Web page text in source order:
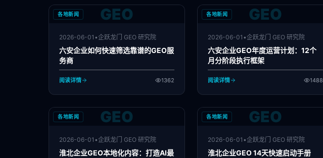
各地新闻 GEO
2026-06-01 •企跃龙门 GEO 研究院
六安企业如何快速筛选靠谱的GEO服
务商
阅读详情 1362
各地新闻 GEO
2026-06-01 •企跃龙门 GEO 研究院
六安企业GEO年度运营计划：12个
月分阶段执行框架
阅读详情 1488
各地新闻 GEO
2026-06-01 •企跃龙门 GEO 研究院
淮北企业GEO本地化内容：打造AI最
各地新闻 GEO
2026-06-01 •企跃龙门 GEO 研究院
淮北企业GEO 14天快速启动手册